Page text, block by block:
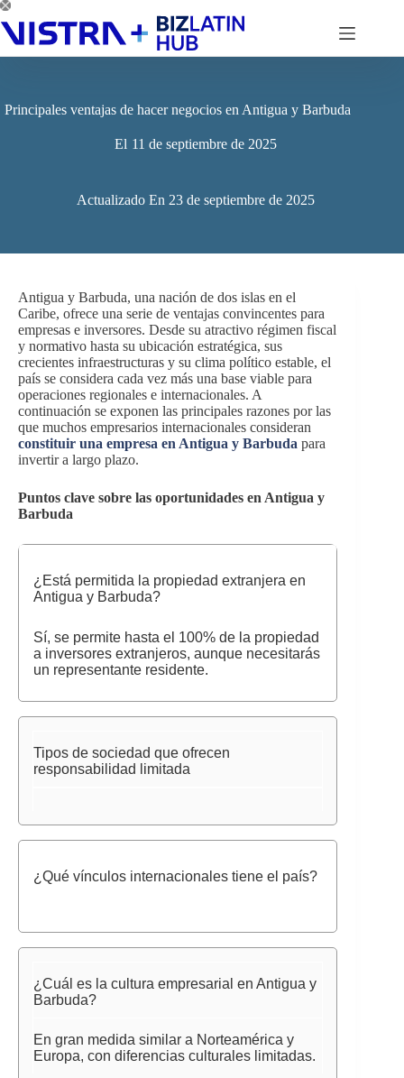
Saltar
al
contenido
Principales ventajas de hacer negocios en Antigua y Barbuda
El 11 de septiembre de 2025
Actualizado En 23 de septiembre de 2025
Antigua y Barbuda, una nación de dos islas en el
Caribe, ofrece una serie de ventajas convincentes para
empresas e inversores. Desde su atractivo régimen fiscal
y normativo hasta su ubicación estratégica, sus
crecientes infraestructuras y su clima político estable, el
país se considera cada vez más una base viable para
operaciones regionales e internacionales. A
continuación se exponen las principales razones por las
que muchos empresarios internacionales consideran
constituir una empresa en Antigua y Barbuda para
invertir a largo plazo.
Puntos clave sobre las oportunidades en Antigua y
Barbuda
¿Está permitida la propiedad extranjera en
Antigua y Barbuda?
Sí, se permite hasta el 100% de la propiedad
a inversores extranjeros, aunque necesitarás
un representante residente.
Tipos de sociedad que ofrecen
responsabilidad limitada
¿Qué vínculos internacionales tiene el país?
¿Cuál es la cultura empresarial en Antigua y
Barbuda?
En gran medida similar a Norteamérica y
Europa, con diferencias culturales limitadas.